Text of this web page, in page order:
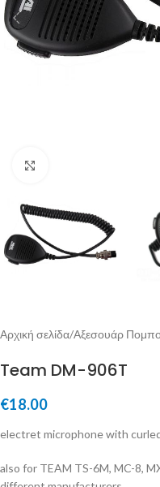
Αρχική σελίδα/Αξεσουάρ
Team DM-906T
€18.00
electret microphone with
also for TEAM TS-6M, MC-8,